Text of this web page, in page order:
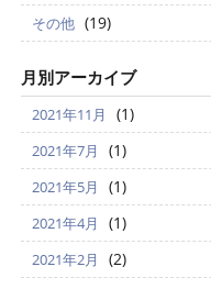
その他 (19)
月別アーカイブ
2021年11月 (1)
2021年7月 (1)
2021年5月 (1)
2021年4月 (1)
2021年2月 (2)